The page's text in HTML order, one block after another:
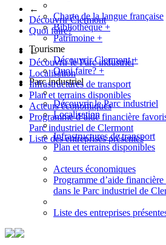
←
Découvrir Clermont
Quoi faire?
←
Découvrir le Parc industriel
Localisation
Infrastructures de transport
Plan et terrains disponibles
Acteurs économiques
Programme d’aide financière
Parc industriel de Clermont
Liste des entreprises présentes
Charte de la langue française
Bibliothèque+
Patrimoine +
Tourisme
Découvrir Clermont+
Quoi faire? +
Parc industriel
Découvrir le Parc industriel
Localisation
Infrastructures de transport
Plan et terrains disponibles
Acteurs économiques
Programme d’aide
dans le Parc industriel de
Liste des entreprises